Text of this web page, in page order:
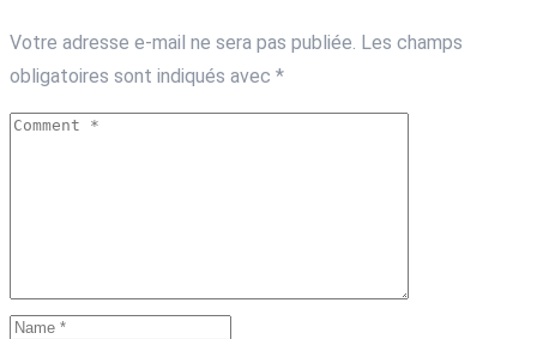
Votre adresse e-mail ne sera pas publiée. Les champs
obligatoires sont indiqués avec *